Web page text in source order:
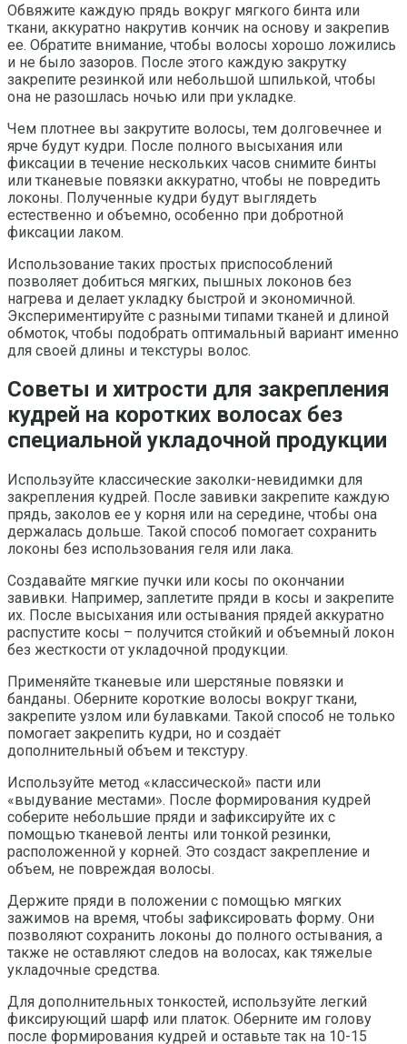
Обвяжите каждую прядь вокруг мягкого бинта или
ткани, аккуратно накрутив кончик на основу и закрепив
ее. Обратите внимание, чтобы волосы хорошо ложились
и не было зазоров. После этого каждую закрутку
закрепите резинкой или небольшой шпилькой, чтобы
она не разошлась ночью или при укладке.
Чем плотнее вы закрутите волосы, тем долговечнее и
ярче будут кудри. После полного высыхания или
фиксации в течение нескольких часов снимите бинты
или тканевые повязки аккуратно, чтобы не повредить
локоны. Полученные кудри будут выглядеть
естественно и объемно, особенно при добротной
фиксации лаком.
Использование таких простых приспособлений
позволяет добиться мягких, пышных локонов без
нагрева и делает укладку быстрой и экономичной.
Экспериментируйте с разными типами тканей и длиной
обмоток, чтобы подобрать оптимальный вариант именно
для своей длины и текстуры волос.
Советы и хитрости для закрепления
кудрей на коротких волосах без
специальной укладочной продукции
Используйте классические заколки-невидимки для
закрепления кудрей. После завивки закрепите каждую
прядь, заколов ее у корня или на середине, чтобы она
держалась дольше. Такой способ помогает сохранить
локоны без использования геля или лака.
Создавайте мягкие пучки или косы по окончании
завивки. Например, заплетите пряди в косы и закрепите
их. После высыхания или остывания прядей аккуратно
распустите косы – получится стойкий и объемный локон
без жесткости от укладочной продукции.
Применяйте тканевые или шерстяные повязки и
банданы. Оберните короткие волосы вокруг ткани,
закрепите узлом или булавками. Такой способ не только
помогает закрепить кудри, но и создаёт
дополнительный объем и текстуру.
Используйте метод «классической» пасти или
«выдувание местами». После формирования кудрей
соберите небольшие пряди и зафиксируйте их с
помощью тканевой ленты или тонкой резинки,
расположенной у корней. Это создаст закрепление и
объем, не повреждая волосы.
Держите пряди в положении с помощью мягких
зажимов на время, чтобы зафиксировать форму. Они
позволяют сохранить локоны до полного остывания, а
также не оставляют следов на волосах, как тяжелые
укладочные средства.
Для дополнительных тонкостей, используйте легкий
фиксирующий шарф или платок. Оберните им голову
после формирования кудрей и оставьте так на 10-15